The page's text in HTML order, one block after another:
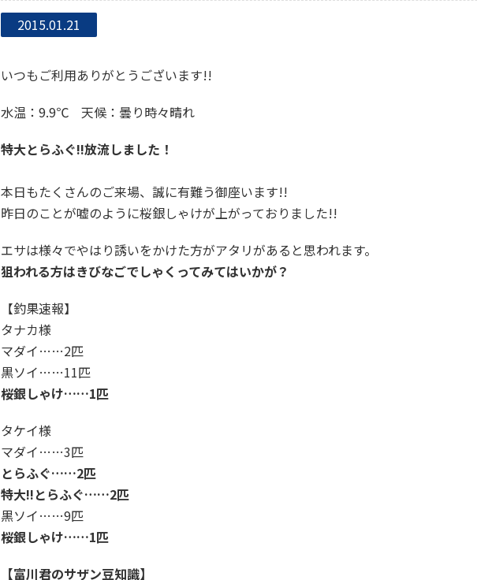
2015.01.21
いつもご利用ありがとうございます!!
水温：9.9℃ 天候：曇り時々晴れ
特大とらふぐ!!放流しました！
本日もたくさんのご来場、誠に有難う御座います!!
昨日のことが嘘のように桜銀しゃけが上がっておりました!!
エサは様々でやはり誘いをかけた方がアタリがあると思われます。
狙われる方はきびなごでしゃくってみてはいかが？
【釣果速報】
タナカ様
マダイ……2匹
黒ソイ……11匹
桜銀しゃけ……1匹
タケイ様
マダイ……3匹
とらふぐ……2匹
特大!!とらふぐ……2匹
黒ソイ……9匹
桜銀しゃけ……1匹
【富川君のサザン豆知識】